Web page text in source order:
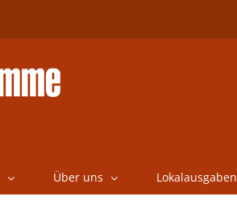
Über uns Lokalausgaben